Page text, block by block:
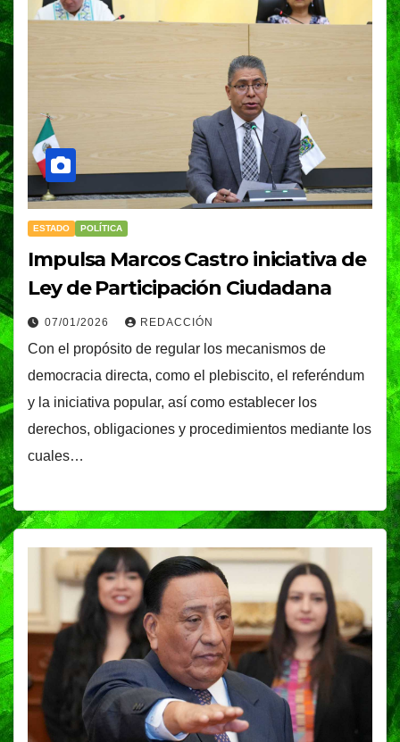
ESTADO POLÍTICA
Impulsa Marcos Castro iniciativa de
Ley de Participación Ciudadana
07/01/2026 REDACCIÓN
Con el propósito de regular los mecanismos de
democracia directa, como el plebiscito, el referéndum
y la iniciativa popular, así como establecer los
derechos, obligaciones y procedimientos mediante los
cuales…